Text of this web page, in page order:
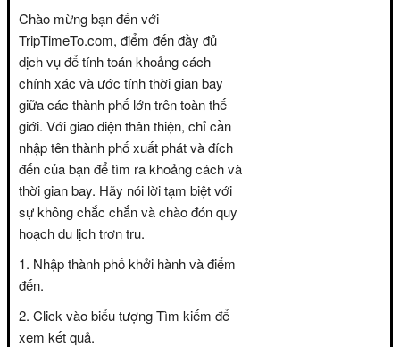
Chào mừng bạn đến với
TripTimeTo.com, điểm đến đầy đủ
dịch vụ để tính toán khoảng cách
chính xác và ước tính thời gian bay
giữa các thành phố lớn trên toàn thế
giới. Với giao diện thân thiện, chỉ cần
nhập tên thành phố xuất phát và đích
đến của bạn để tìm ra khoảng cách và
thời gian bay. Hãy nói lời tạm biệt với
sự không chắc chắn và chào đón quy
hoạch du lịch trơn tru.
Nhập thành phố khởi hành và điểm
đến.
Click vào biểu tượng Tìm kiếm để
xem kết quả.